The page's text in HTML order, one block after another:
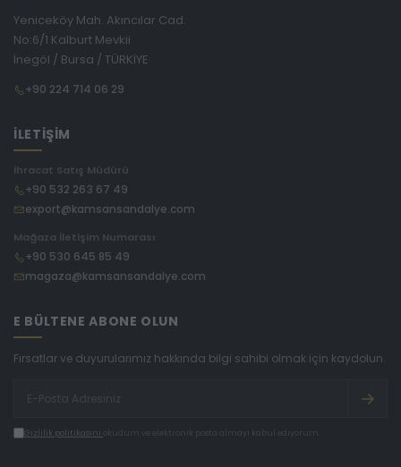
Yeniceköy Mah. Akıncılar Cad.
No:6/1 Kalburt Mevkii
İnegöl / Bursa / TÜRKİYE
+90 224 714 06 29
İLETİŞİM
İhracat Satış Müdürü
+90 532 263 67 49
export@kamsansandalye.com
Mağaza İletişim Numarası
+90 530 645 85 49
magaza@kamsansandalye.com
E BÜLTENE ABONE OLUN
Fırsatlar ve duyurularımız hakkında bilgi sahibi olmak için kaydolun.
Gizlilik politikasını okudum ve elektronik posta almayı kabul ediyorum.